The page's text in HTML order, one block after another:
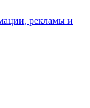
рекламы и